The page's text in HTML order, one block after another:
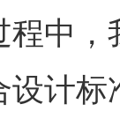
程中
设计